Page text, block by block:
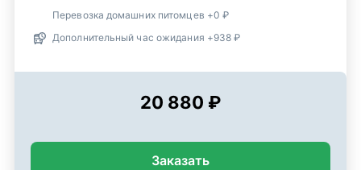
Перевозка домашних питомцев +0 ₽
Дополнительный час ожидания +938 ₽
20 880 ₽
Заказать